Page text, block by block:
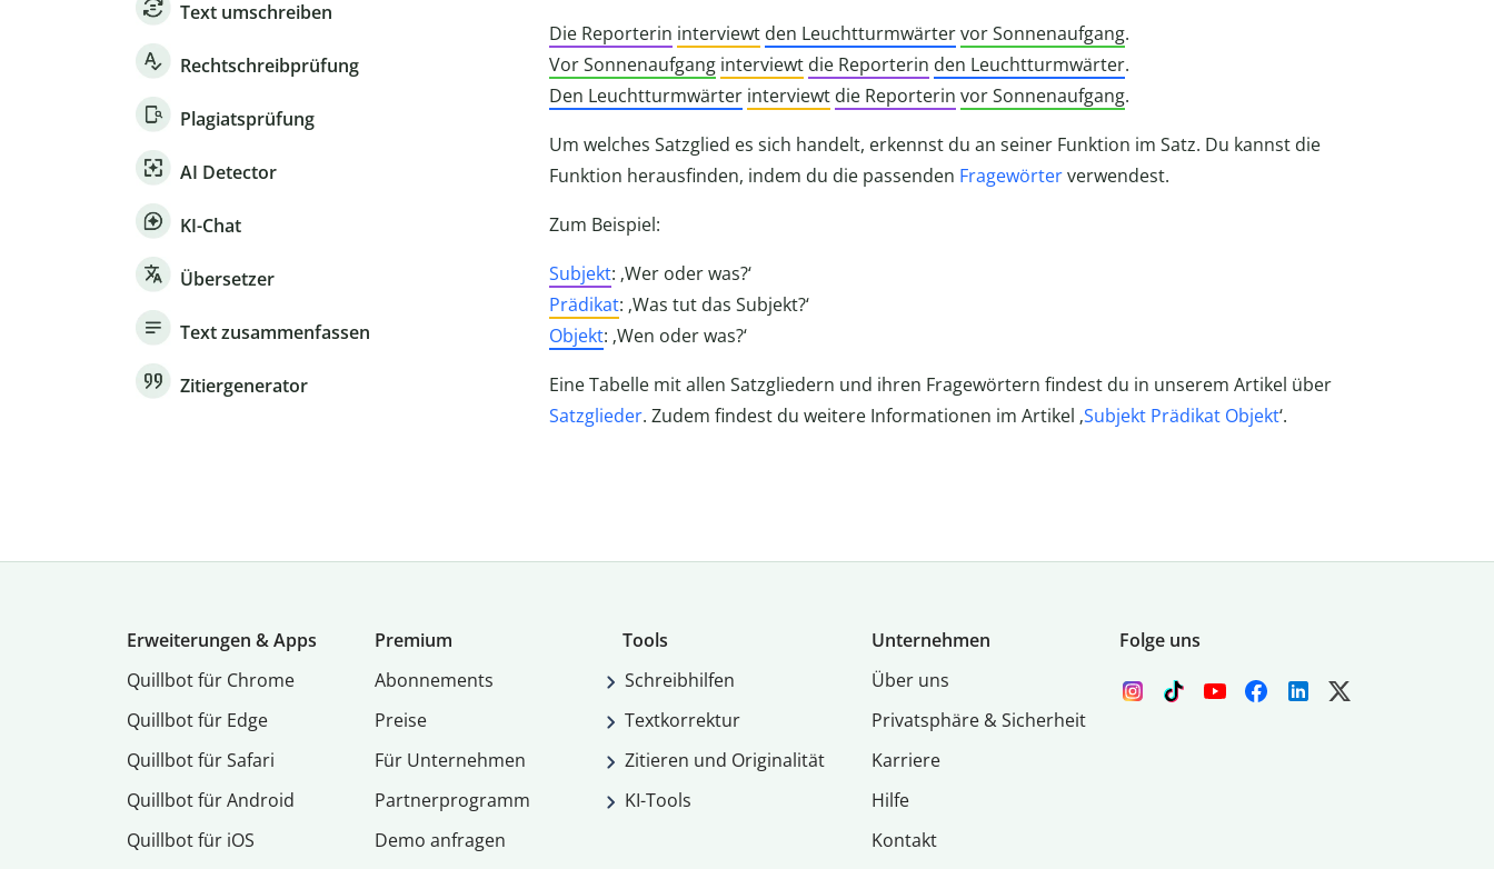
Text umschreiben
Rechtschreibprüfung
Plagiatsprüfung
AI Detector
KI-Chat
Übersetzer
Text zusammenfassen
Zitiergenerator
Die Reporterin interviewt den Leuchtturmwärtervor Sonnenaufgang.
Vor Sonnenaufgang interviewt die Reporterin den Leuchtturmwärter.
Den Leuchtturmwärter interviewt die Reporterin vor Sonnenaufgang.
Um welches Satzglied es sich handelt, erkennst du an seiner Funktion im Satz. Du kannst die
Funktion herausfinden, indem du die passenden Fragewörterverwendest.
Zum Beispiel:
Subjekt: ‚Wer oder was?‘
Prädikat: ‚Was tut das Subjekt?‘
Objekt: ‚Wen oder was?‘
Eine Tabelle mit allen Satzgliedern und ihren Fragewörtern findest du in unserem Artikel über
Satzglieder. Zudem findest du weitere Informationen im Artikel ‚Subjekt Prädikat Objekt‘.
Erweiterungen & Apps
Quillbot für Chrome
Quillbot für Edge
Quillbot für Safari
Quillbot für Android
Quillbot für iOS
Premium
Abon­ne­ments
Preise
Für Unternehmen
Partnerprogramm
Demo anfragen
Tools
Schreibhilfen
Textkorrektur
Zitieren und Originalität
KI-Tools
Unternehmen
Über uns
Privatsphäre & Sicherheit
Karriere
Hilfe
Kontakt
Folge uns